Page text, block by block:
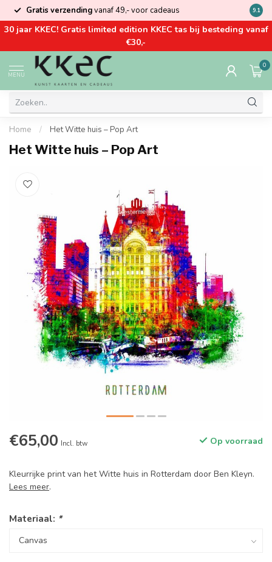
Gratis verzendingvanaf 49,- voor cadeaus Kom
9.1
30 jaar KKEC! Gratis limited edition KKEC tas bij besteding vanaf
€30,-
MENU
0
Home / Het Witte huis – Pop Art
Het Witte huis – Pop Art
€65,00 Incl. btw Op voorraad
Kleurrijke print van het Witte huis in Rotterdam door Ben Kleyn.
Lees meer.
Materiaal: *